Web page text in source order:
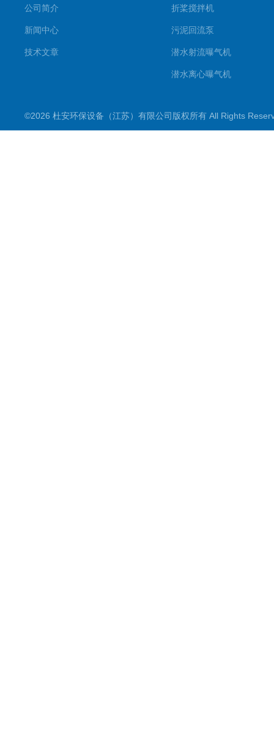
公司简介
新闻中心
技术文章
折桨搅拌机
污泥回流泵
潜水射流曝气机
潜水离心曝气机
潜水推流器
©2026 杜安环保设备（江苏）有限公司版权所有 All Rights